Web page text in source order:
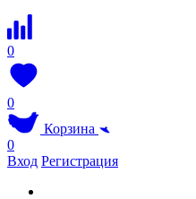
0
0
Корзина
0
Вход Регистрация